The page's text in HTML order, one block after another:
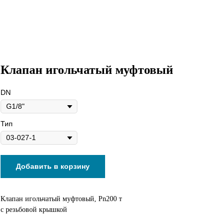
Клапан игольчатый муфтовый
DN
Тип
Добавить в корзину
Клапан игольчатый муфтовый, Pn200 т
с резьбовой крышкой